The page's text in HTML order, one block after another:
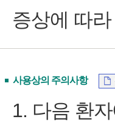
증상에 따
사용상의 주의사항
1. 다음 환